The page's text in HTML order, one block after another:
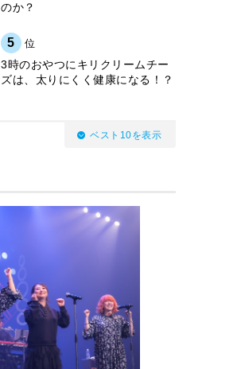
のか？
5 位
3時のおやつにキリクリームチー
ズは、太りにくく健康になる！？
ベスト10を表示